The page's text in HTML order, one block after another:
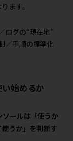
ます。
ログの“現在地”
／手順の標準化
始めるか
ソールは「使うか
うか」を判断す